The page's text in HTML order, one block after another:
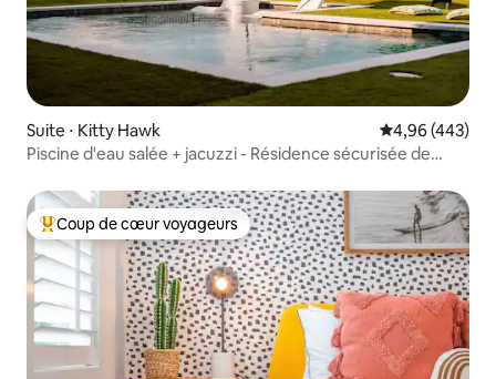
Suite ⋅ Kitty Hawk Évaluation
4,96 (443)
Piscine d'eau salée + jacuzzi - Résidence sécurisée de
Coups de cœur voyageurs les plus appréciés
Coup de cœur voyageurs